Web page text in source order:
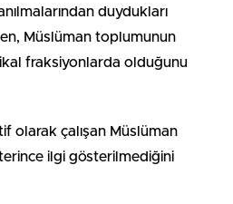
duydukları
Müslüman toplumunun
fraksiyonlarda olduğunu
olarak çalışan Müslüman
ilgi gösterilmediğini